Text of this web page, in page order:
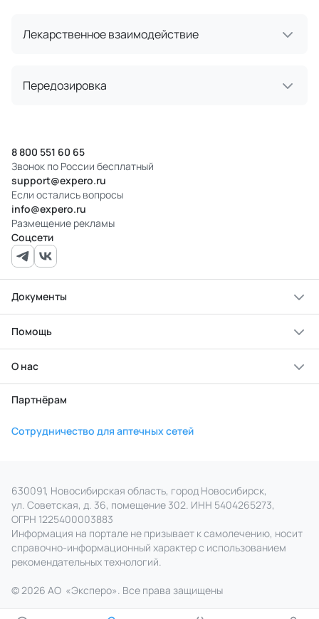
Лекарственное взаимодействие
Передозировка
8 800 551 60 65
Звонок по России бесплатный
support@expero.ru
Если остались вопросы
info@expero.ru
Размещение рекламы
Соцсети
Документы
Помощь
О нас
Партнёрам
Сотрудничество для аптечных сетей
630091, Новосибирская область, город Новосибирск,
ул. Советская, д. 36, помещение 302. ИНН 5404265273,
ОГРН 1225400003883
Информация на портале не призывает к самолечению, носит
справочно‑информационный характер с использованием
рекомендательных технологий.
© 2026 АО «Эксперо». Все права защищены